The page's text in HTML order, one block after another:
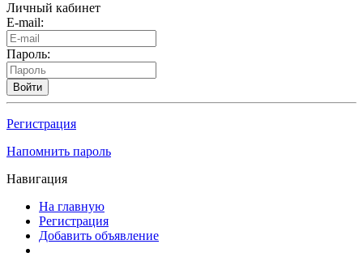
Личный кабинет
E-mail:
Пароль:
Войти
Регистрация
Напомнить пароль
Навигация
На главную
Регистрация
Добавить объявление